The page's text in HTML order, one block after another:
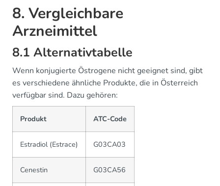
8. Vergleichbare
Arzneimittel
8.1 Alternativtabelle
Wenn konjugierte Östrogene nicht geeignet sind, gibt
es verschiedene ähnliche Produkte, die in Österreich
verfügbar sind. Dazu gehören:
Produkt ATC-Code
Estradiol (Estrace) G03CA03
Cenestin G03CA56